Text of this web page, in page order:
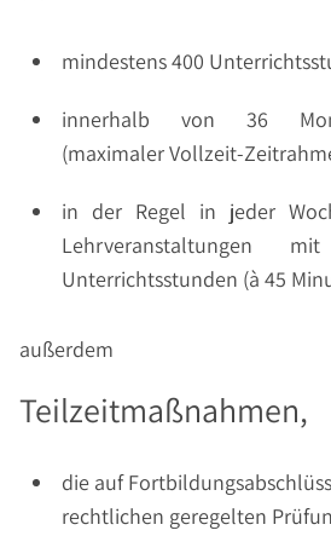
mindestens 400
innerhalb von 36
(maximaler Vollzeit-
in der Regel in jeder
Lehrveranstaltungen
Unterrichtsstunden (à 45
außerdem
Teilzeitmaßnahmen,
die auf
rechtlichen geregelten